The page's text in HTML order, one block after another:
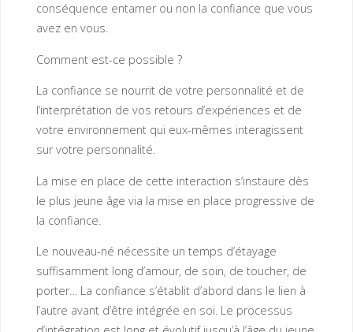
conséquence entamer ou non la confiance que vous
avez en vous.
Comment est-ce possible ?
La confiance se nourrit de votre personnalité et de
l’interprétation de vos retours d’expériences et de
votre environnement qui eux-mêmes interagissent
sur votre personnalité.
La mise en place de cette interaction s’instaure dès
le plus jeune âge via la mise en place progressive de
la confiance.
Le nouveau-né nécessite un temps d’étayage
suffisamment long d’amour, de soin, de toucher, de
porter… La confiance s’établit d’abord dans le lien à
l’autre avant d’être intégrée en soi. Le processus